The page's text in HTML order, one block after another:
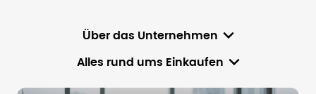
Über das Unternehmen
Alles rund ums Einkaufen